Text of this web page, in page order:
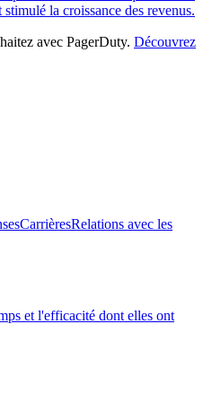
la croissance des revenus.
avec PagerDuty. Découvrez
CarrièresRelations avec les
et l'efficacité dont elles ont